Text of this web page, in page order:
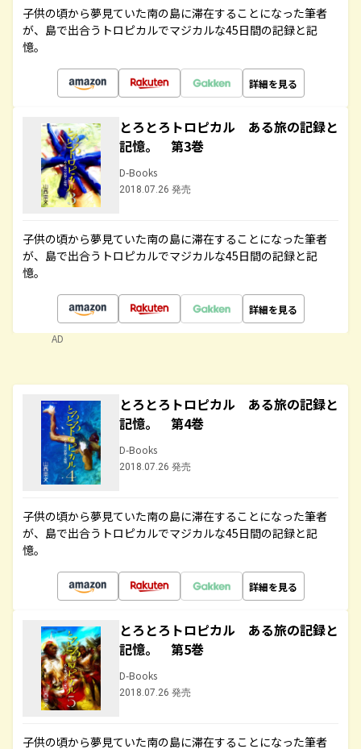
子供の頃から夢見ていた南の島に滞在することになった筆者
が、島で出合うトロピカルでマジカルな45日間の記録と記
憶。
詳細を見る
とろとろトロピカル ある旅の記録と
記憶。 第3巻
D-Books
2018.07.26 発売
子供の頃から夢見ていた南の島に滞在することになった筆者
が、島で出合うトロピカルでマジカルな45日間の記録と記
憶。
詳細を見る
AD
とろとろトロピカル ある旅の記録と
記憶。 第4巻
D-Books
2018.07.26 発売
子供の頃から夢見ていた南の島に滞在することになった筆者
が、島で出合うトロピカルでマジカルな45日間の記録と記
憶。
詳細を見る
とろとろトロピカル ある旅の記録と
記憶。 第5巻
D-Books
2018.07.26 発売
子供の頃から夢見ていた南の島に滞在することになった筆者